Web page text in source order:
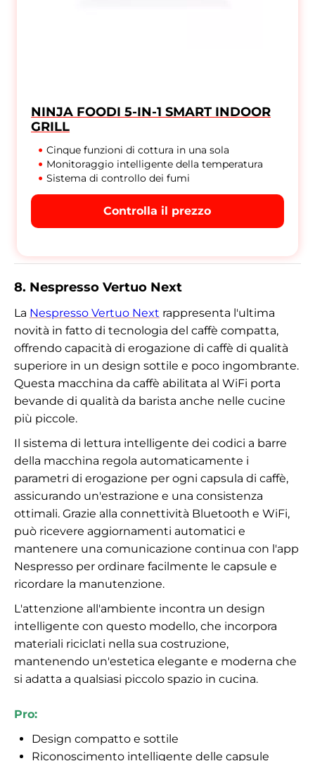
NINJA FOODI 5-IN-1 SMART INDOOR
GRILL
Cinque funzioni di cottura in una sola
Monitoraggio intelligente della temperatura
Sistema di controllo dei fumi
Controlla il prezzo
8. Nespresso Vertuo Next
La Nespresso Vertuo Next rappresenta l'ultima
novità in fatto di tecnologia del caffè compatta,
offrendo capacità di erogazione di caffè di qualità
superiore in un design sottile e poco ingombrante.
Questa macchina da caffè abilitata al WiFi porta
bevande di qualità da barista anche nelle cucine
più piccole.
Il sistema di lettura intelligente dei codici a barre
della macchina regola automaticamente i
parametri di erogazione per ogni capsula di caffè,
assicurando un'estrazione e una consistenza
ottimali. Grazie alla connettività Bluetooth e WiFi,
può ricevere aggiornamenti automatici e
mantenere una comunicazione continua con l'app
Nespresso per ordinare facilmente le capsule e
ricordare la manutenzione.
L'attenzione all'ambiente incontra un design
intelligente con questo modello, che incorpora
materiali riciclati nella sua costruzione,
mantenendo un'estetica elegante e moderna che
si adatta a qualsiasi piccolo spazio in cucina.
Pro:
Design compatto e sottile
Riconoscimento intelligente delle capsule